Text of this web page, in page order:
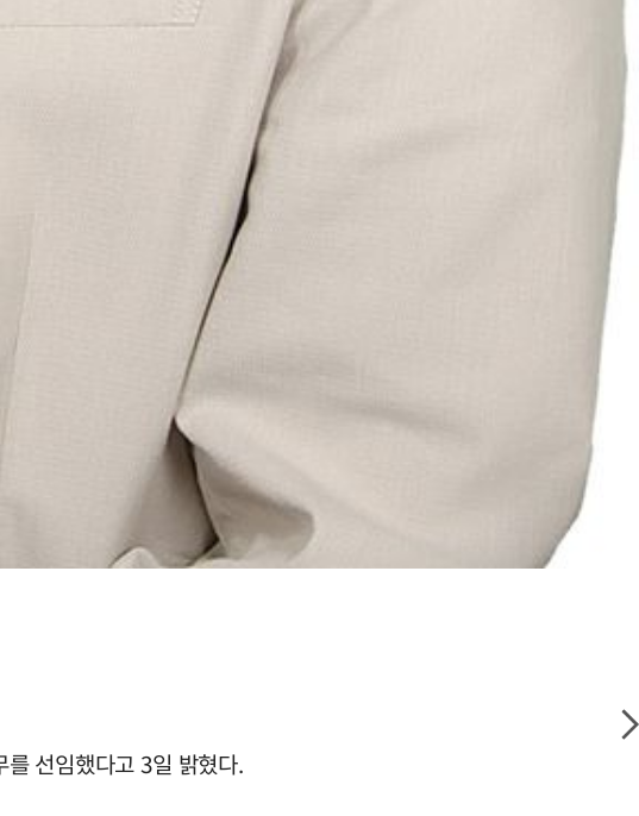
선임했다고 3일 밝혔다.